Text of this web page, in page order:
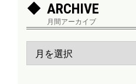
ARCHIVE
月間アーカイブ